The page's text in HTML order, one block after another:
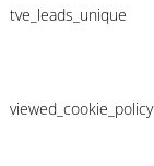
tve_leads_unique
viewed_cookie_policy